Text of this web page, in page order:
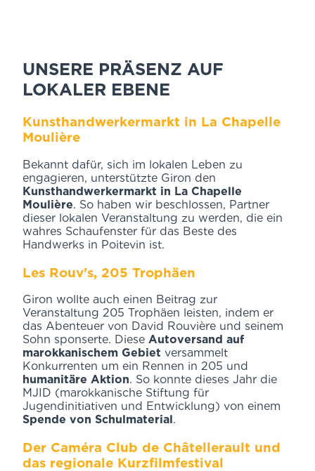
UNSERE PRÄSENZ AUF
LOKALER EBENE
Kunsthandwerkermarkt in La Chapelle
Moulière
Bekannt dafür, sich im lokalen Leben zu
engagieren, unterstützte Giron den
Kunsthandwerkermarkt in La Chapelle
Moulière. So haben wir beschlossen, Partner
dieser lokalen Veranstaltung zu werden, die ein
wahres Schaufenster für das Beste des
Handwerks in Poitevin ist.
Les Rouv's, 205 Trophäen
Giron wollte auch einen Beitrag zur
Veranstaltung 205 Trophäen leisten, indem er
das Abenteuer von David Rouvière und seinem
Sohn sponserte. Diese Autoversand auf
marokkanischem Gebiet versammelt
Konkurrenten um ein Rennen in 205 und
humanitäre Aktion. So konnte dieses Jahr die
MJID (marokkanische Stiftung für
Jugendinitiativen und Entwicklung) von einem
Spende von Schulmaterial.
Der Caméra Club de Châtellerault und
das regionale Kurzfilmfestival